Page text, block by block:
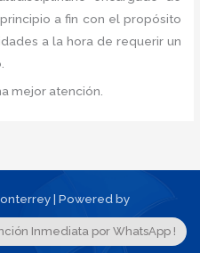
a fin con el propósito
a la hora de requerir un
mejor atención.
| Powered by
Inmediata por WhatsApp !